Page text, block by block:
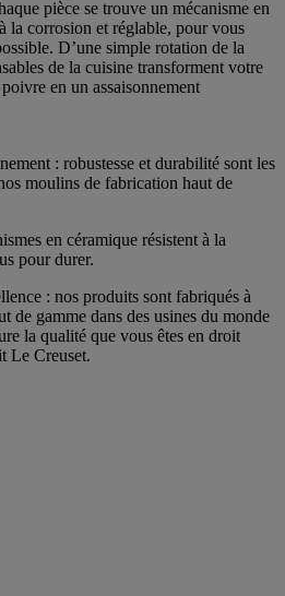
pièce se trouve un mécanisme en
la corrosion et réglable, pour vous
D’une simple rotation de la
de la cuisine transforment votre
en un assaisonnement
: robustesse et durabilité sont les
moulins de fabrication haut de
en céramique résistent à la
pour durer.
: nos produits sont fabriqués à
de gamme dans des usines du monde
la qualité que vous êtes en droit
Le Creuset.